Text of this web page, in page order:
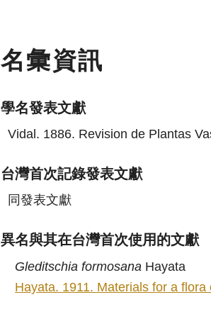
名彙資訊
學名發表文獻
Vidal. 1886. Revision de Plantas
台灣首次記錄發表文獻
同發表文獻
異名與其在台灣首次使用的文獻
Gleditschia formosana Hayata
Hayata. 1911. Materials for a